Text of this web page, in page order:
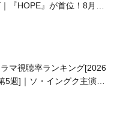
『HOPE』が首位！8月公
マ視聴率ランキング[2026
5週]｜ソ・イングク主演の